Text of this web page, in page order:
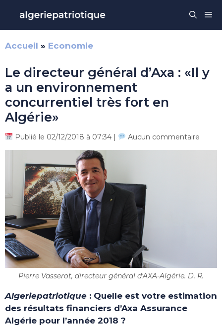
contenu
Accueil » Economie
Le directeur général d’Axa : «Il y
a un environnement
concurrentiel très fort en
Algérie»
Publié le 02/12/2018 à 07:34 | Aucun commentaire
Pierre Vasserot, directeur général d'AXA-Algérie. D. R.
Algeriepatriotique : Quelle est votre estimation
des résultats financiers d’Axa Assurance
Algérie pour l’année 2018 ?